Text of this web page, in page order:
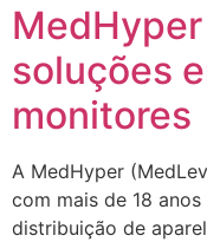
soluções
monitores
A MedHyper
com mais de 18
distribuição de